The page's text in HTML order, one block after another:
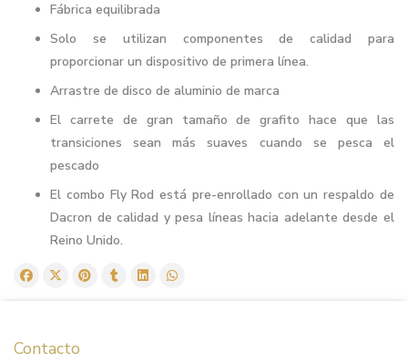
Fábrica equilibrada
Solo se utilizan componentes de calidad para
proporcionar un dispositivo de primera línea.
Arrastre de disco de aluminio de marca
El carrete de gran tamaño de grafito hace que las
transiciones sean más suaves cuando se pesca el
pescado
El combo Fly Rod está pre-enrollado con un respaldo de
Dacron de calidad y pesa líneas hacia adelante desde el
Reino Unido.
Contacto